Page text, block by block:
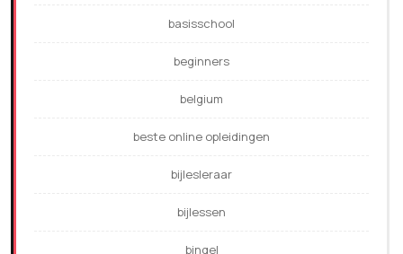
basisschool
beginners
belgium
beste online opleidingen
bijlesleraar
bijlessen
bingel